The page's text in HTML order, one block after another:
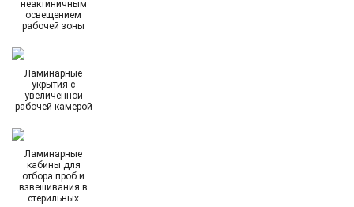
неактиничным
освещением
рабочей зоны
Ламинарные
укрытия с
увеличенной
рабочей камерой
Ламинарные
кабины для
отбора проб и
взвешивания в
стерильных